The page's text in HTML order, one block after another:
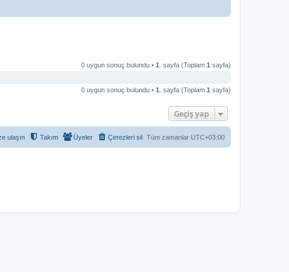
0 uygun sonuç bulundu • 1 . sayfa (Toplam 1 sayfa)
0 uygun sonuç bulundu • 1 . sayfa (Toplam 1 sayfa)
Geçiş yap
Tüm zamanlar UTC+03:00
Çerezleri sil
Üyeler
Takım
ulaşın